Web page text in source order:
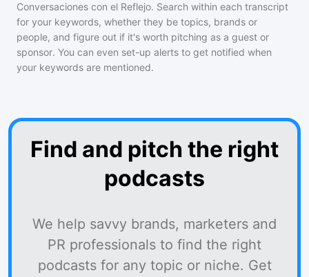
Conversaciones con el Reflejo. Search within each transcript
for your keywords, whether they be topics, brands or
people, and figure out if it's worth pitching as a guest or
sponsor. You can even set-up alerts to get notified when
your keywords are mentioned.
Find and pitch the right
podcasts
We help savvy brands, marketers and
PR professionals to find the right
podcasts for any topic or niche. Get